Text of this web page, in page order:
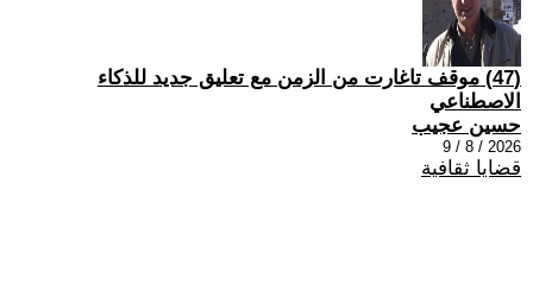
(47) موقف تاغارت من الزمن مع تعليق جديد للذكاء
الاصطناعي
حسين عجيب
2026 / 8 / 9
قضايا ثقافية